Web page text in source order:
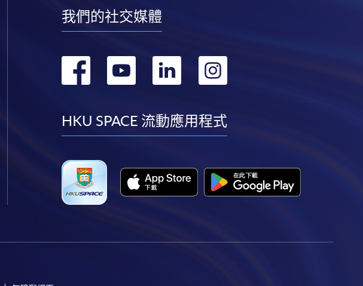
我們的社交媒體
轉
facebook
轉
youtube
轉
linkedin
轉
instagram
HKU SPACE 流動應用程式